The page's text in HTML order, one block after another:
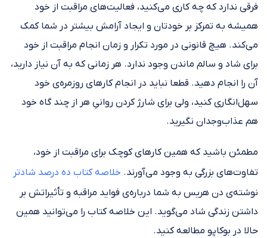
فرقی ندارد که چه کاری می‌کنید، فعالیت‌های مراقبت از خود
همیشه به تمرکز بر خودتان و ایجاد آرامش بیشتر در شما کمک
می‌کند. هیچ قانونی در مورد تکرار و زمان انجام مراقبت از خود
برای شاد و سالم ماندن وجود ندارد. هر زمانی که به آن نیاز دارید،
آن را انجام دهید. قطعا نباید در انجام کار‌های روزمره‌ی خود
سهل‌انگاری کنید، ولی برای شارژ کردن روانیِ هر از چند گاه خود
هم عذاب‌وجدان نگیرید.
مطمئن باشید که همین کارهای کوچک برای مراقبت از خود،
تفاوت‌های بزرگی به وجود می‌آورند. خلاصه کتاب ده درصد شادتر
نوشته‌ی دن هریس به شما درباره‌ی فواید مراقبه و تأثیراتش بر
داشتن زندگی شاد می‌گوید. این خلاصه کتاب را می‌توانید همین
حالا در بوکاپو مطالعه کنید.